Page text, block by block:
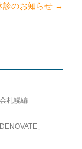
診のお知らせ →
札幌編
」